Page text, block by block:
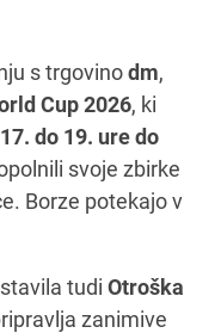
s trgovinodm,
Cup 2026, ki
do 19. ure do
svoje zbirke
Borze potekajo v
tudi Otroška
zanimive